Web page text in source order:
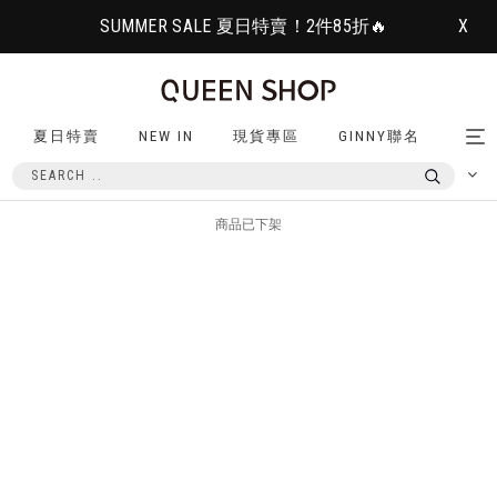
SUMMER SALE 夏日特賣！2件85折🔥 X
夏日特賣 NEW IN 現貨專區 GINNY聯名
商品已下架